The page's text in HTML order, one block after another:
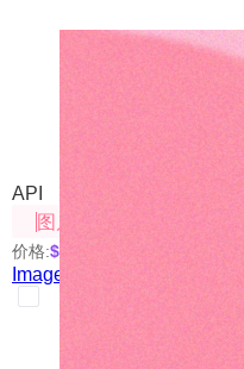
Image
我们自己部署的开源
API
图片处理
价格:$0.001
Image Merge（图片拼接）